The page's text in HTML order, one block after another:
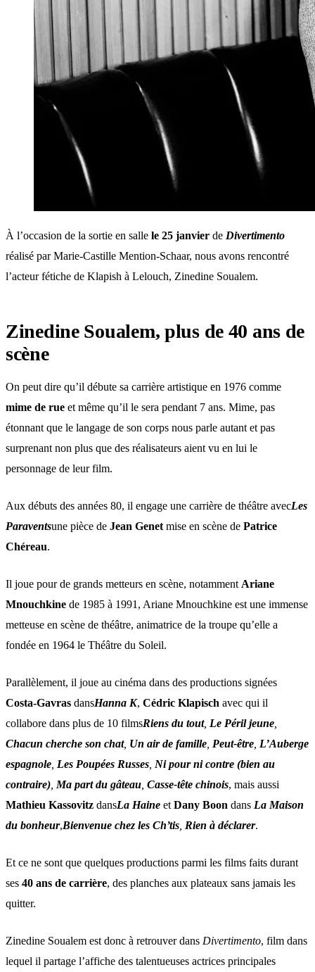
À l’occasion de la sortie en salle le 25 janvier de Divertimento
réalisé par Marie-Castille Mention-Schaar, nous avons rencontré
l’acteur fétiche de Klapish à Lelouch, Zinedine Soualem.
Zinedine Soualem, plus de 40 ans de
scène
On peut dire qu’il débute sa carrière artistique en 1976 comme
mime de rue et même qu’il le sera pendant 7 ans. Mime, pas
étonnant que le langage de son corps nous parle autant et pas
surprenant non plus que des réalisateurs aient vu en lui le
personnage de leur film.
Aux débuts des années 80, il engage une carrière de théâtre avecLes
Paraventsune pièce de Jean Genet mise en scène de Patrice
Chéreau.
Il joue pour de grands metteurs en scène, notamment Ariane
Mnouchkine de 1985 à 1991, Ariane Mnouchkine est une immense
metteuse en scène de théâtre, animatrice de la troupe qu’elle a
fondée en 1964 le Théâtre du Soleil.
Parallèlement, il joue au cinéma dans des productions signées
Costa-Gavras dansHanna K, Cédric Klapisch avec qui il
collabore dans plus de 10 filmsRiens du tout, Le Péril jeune
Chacun cherche son chat, Un air de famille Peut-être L’Auberge
espagnole Les Poupées Russes Ni pour ni contre (bien au
contraire) Ma part du gâteau Casse-tête chinois, mais aussi
Mathieu Kassovitz dansLa Haine et Dany Boon dans La Maison
du bonheur,Bienvenue chez les Ch’tis Rien à déclarer.
Et ce ne sont que quelques productions parmi les films faits durant
ses 40 ans de carrière, des planches aux plateaux sans jamais les
quitter.
Zinedine Soualem est donc à retrouver dans Divertimento, film dans
lequel il partage l’affiche des talentueuses actrices principales